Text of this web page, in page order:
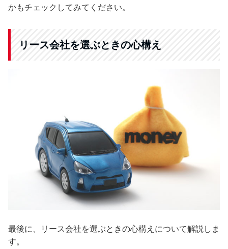
かもチェックしてみてください。
リース会社を選ぶときの心構え
最後に、リース会社を選ぶときの心構えについて解説しま
す。